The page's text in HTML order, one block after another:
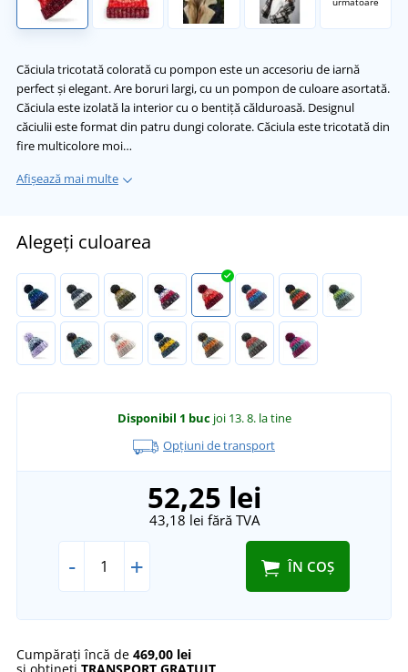
Căciula tricotată colorată cu pompon este un accesoriu de iarnă
perfect și elegant. Are boruri largi, cu un pompon de culoare asortată.
Căciula este izolată la interior cu o bentiță călduroasă. Designul
căciulii este format din patru dungi colorate. Căciula este tricotată din
fire multicolore moi…
Afișează mai multe
Alegeți culoarea
Disponibil 1 buc joi 13. 8. la tine
Opțiuni de transport
52,25 lei
43,18 lei fără TVA
- + ÎN COȘ
Cumpărați încă de 469,00 lei
și obțineți TRANSPORT GRATUIT